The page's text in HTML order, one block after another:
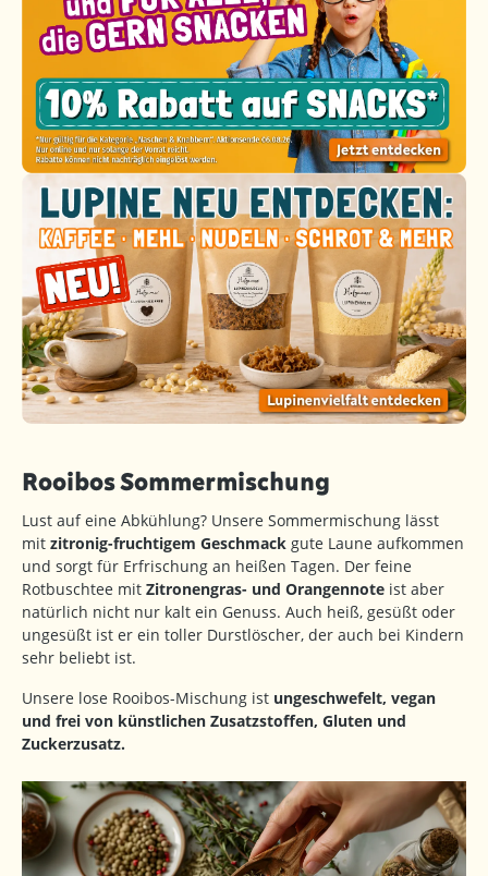
Rooibos Sommermischung
Lust auf eine Abkühlung? Unsere Sommermischung lässt
mit zitronig-fruchtigem Geschmack gute Laune aufkommen
und sorgt für Erfrischung an heißen Tagen. Der feine
Rotbuschtee mit Zitronengras- und Orangennote ist aber
natürlich nicht nur kalt ein Genuss. Auch heiß, gesüßt oder
ungesüßt ist er ein toller Durstlöscher, der auch bei Kindern
sehr beliebt ist.
Unsere lose Rooibos-Mischung ist ungeschwefelt, vegan
und frei von künstlichen Zusatzstoffen, Gluten und
Zuckerzusatz.